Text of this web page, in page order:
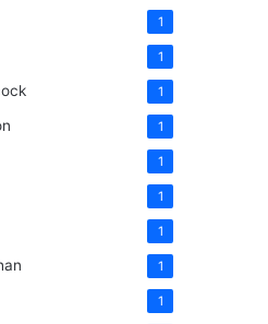
1
1
1
1
1
1
1
1
1